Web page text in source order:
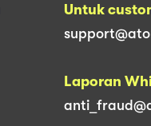
Untuk
Laporan